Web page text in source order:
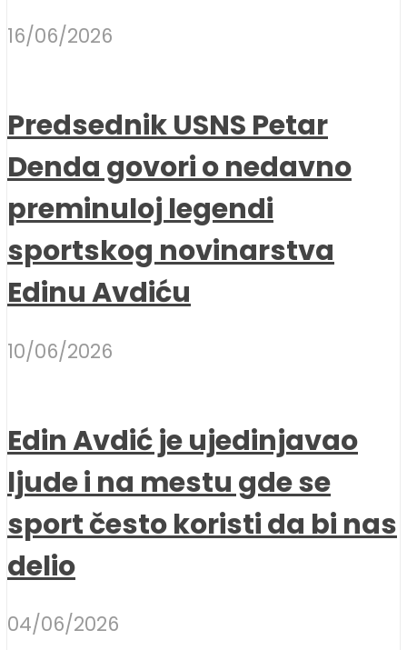
16/06/2026
Predsednik USNS Petar
Denda govori o nedavno
preminuloj legendi
sportskog novinarstva
Edinu Avdiću
10/06/2026
Edin Avdić je ujedinjavao
ljude i na mestu gde se
sport često koristi da bi nas
delio
04/06/2026